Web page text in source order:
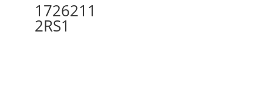
1726211
2RS1